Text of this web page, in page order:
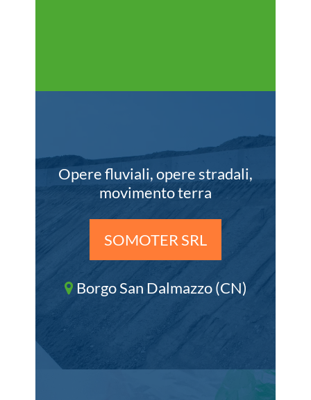
Opere fluviali, opere stradali,
movimento terra
SOMOTER SRL
Borgo San Dalmazzo (CN)